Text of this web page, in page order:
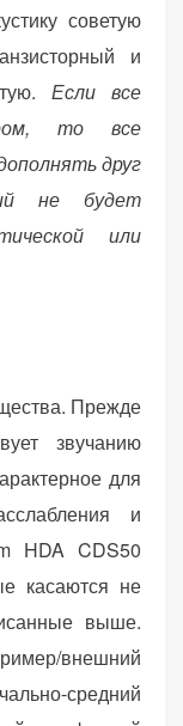
советую
и
Если все
то все
друг
не будет
или
Прежде
звучанию
для
и
HDA CDS50
касаются не
выше.
внешний
средний